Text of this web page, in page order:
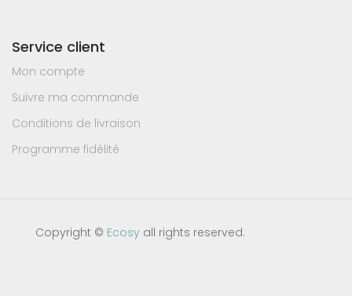
Service client
Mon compte
Suivre ma commande
Conditions de livraison
Programme fidélité
Copyright © Ecosy all rights reserved.